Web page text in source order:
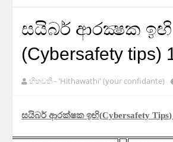
සයිබර් ආරක්‍ෂක ඉඟි
(Cybersafety tips)
හිතවතී - 'Hithawathi' (your confidante)
සයිබර් ආරක්ෂක ඉඟි(Cybersafety Tips)